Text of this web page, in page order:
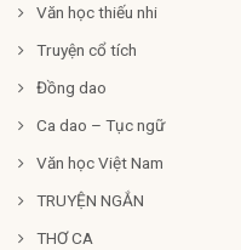
Văn học thiếu nhi
Truyện cổ tích
Đồng dao
Ca dao – Tục ngữ
Văn học Việt Nam
TRUYỆN NGẮN
THƠ CA